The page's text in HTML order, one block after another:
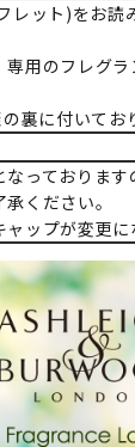
レット)をお読
専用のフレグ
裏に付いてお
っておりま
ください。
ップが変更に